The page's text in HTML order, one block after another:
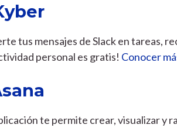
tus mensajes de Slack en tareas,
personal es gratis! Conocer
te permite crear, visualizar y